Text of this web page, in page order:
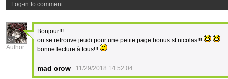
Log-in to comment
37
Author
Bonjour!!!
on se retrouve jeudi pour une petite page bonus st nicolas!!!
bonne lecture à tous!!!
mad crow 11/29/2018 14:52:04